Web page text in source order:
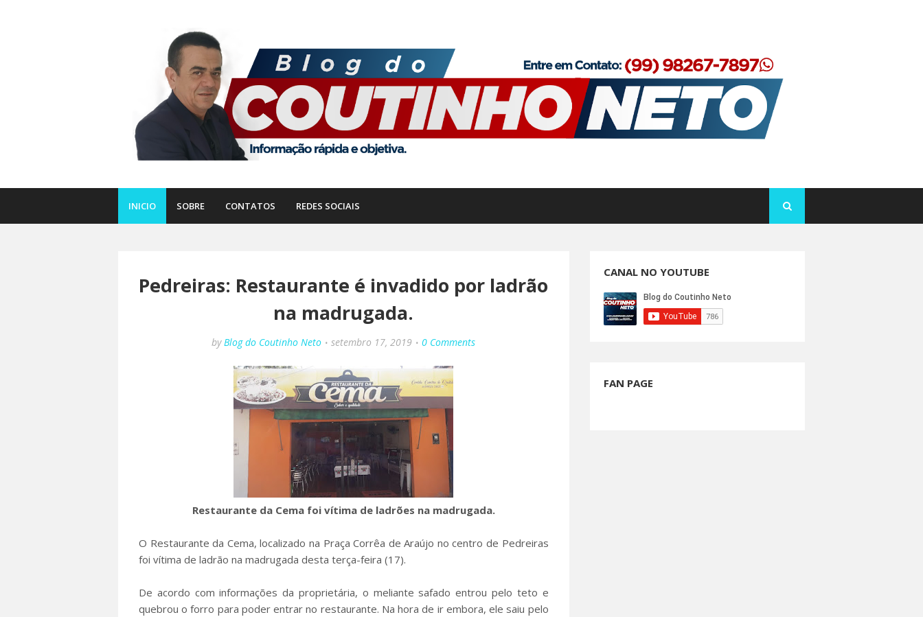
INICIO SOBRE CONTATOS REDES SOCIAIS
Pedreiras: Restaurante é invadido por ladrão
na madrugada.
by Blog do Coutinho Neto setembro 17, 2019 0 Comments
Restaurante da Cema foi vítima de ladrões na madrugada.
O Restaurante da Cema, localizado na Praça Corrêa de Araújo no centro de Pedreiras
foi vítima de ladrão na madrugada desta terça-feira (17).
De acordo com informações da proprietária, o meliante safado entrou pelo teto e
quebrou o forro para poder entrar no restaurante. Na hora de ir embora, ele saiu pelo
CANAL NO YOUTUBE
FAN PAGE